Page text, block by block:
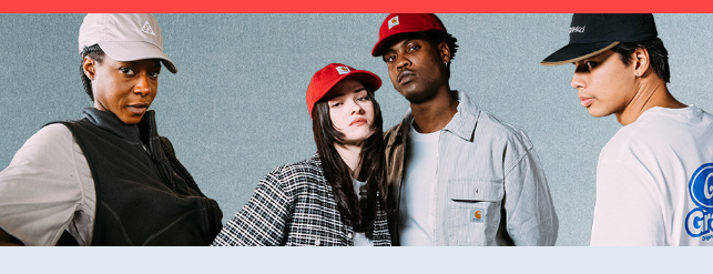
Suisse (Français)
Svizzera (Italiano)
France
España
Suomi
United Kingdom
Belgique (Français)
Danmark
Norge